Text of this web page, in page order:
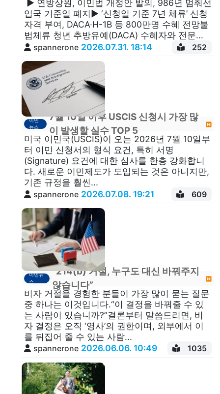
▶ 연방상원, 이민법 개정안 발의, 986년 멈춰선
입국 기준일 폐지▶ ‘신청일 기준 7년 체류’ 신청
자격 부여, DACA·H-1B 등 800만명 수혜 전망불
법체류 청년 추방유예(DACA) 수혜자와 전문...
spannerone 2026.07.31. 18:14 252
이민
뉴스
7월 10일 이후 USCIS 신청시 가장 많
이 발생할 실수 TOP 5
미국 이민국(USCIS)이 오는 2026년 7월 10일부
터 이민 신청서의 형식 요건, 특히 서명
(Signature) 요건​에 대한 심사를 한층 강화합니
다. 새로운 이민제도가 도입되는 것은 아니지만,
기존 규정을 훨씬...
spannerone 2026.07.08. 19:21 609
이민뉴
스
“214(b) 거절, 누구도 대신 바꿔주지
않습니다”
비자 거절을 경험한 분들이 가장 많이 묻는 질문
중 하나는 이것입니다.“이 결정을 바꿔줄 수 있
는 사람이 있습니까?”결론부터 말씀드리면, 비
자 결정은 오직 ‘영사’의 권한이며, 외부에서 이
를 뒤집어 줄 수 있는 사람...
spannerone 2026.06.06. 10:49 1035